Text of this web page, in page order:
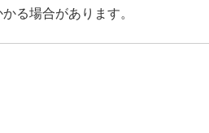
る場合があります。